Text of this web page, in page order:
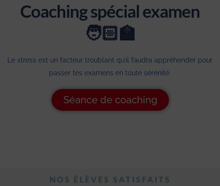
Coaching spécial examen
🧑🏻‍🏫
Le stress est un facteur troublant qu’il faudra appréhender pour
passer tes examens en toute sérénité
Séance de coaching
NOS ÉLÈVES SATISFAITS